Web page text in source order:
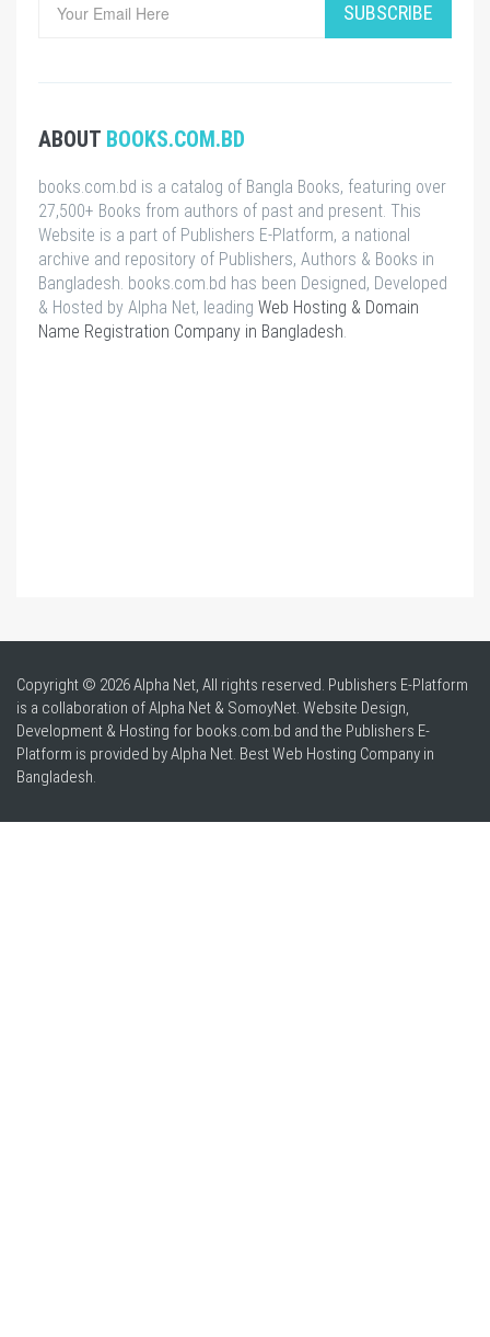
SUBSCRIBE
ABOUT BOOKS.COM.BD
books.com.bd is a catalog of Bangla Books, featuring over
27,500+ Books from authors of past and present. This
Website is a part of Publishers E-Platform, a national
archive and repository of Publishers, Authors & Books in
Bangladesh. books.com.bd has been Designed, Developed
& Hosted by Alpha Net, leading Web Hosting & Domain
Name Registration Company in Bangladesh
Copyright © 2026 Alpha Net, All rights reserved. Publishers E-Platform
is a collaboration of Alpha Net & SomoyNet. Website Design,
Development & Hosting for books.com.bd and the Publishers E-
Platform is provided by Alpha Net. BestWeb Hosting Company in
Bangladesh.